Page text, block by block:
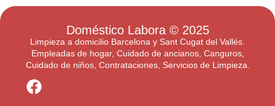
Doméstico Labora© 2025
Limpieza a domicilio Barcelona y Sant Cugat del Vallés.
Empleadas de hogar, Cuidado de ancianos, Canguros,
Cuidado de niños, Contrataciones, Servicios de Limpieza.